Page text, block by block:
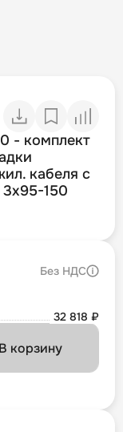
- комплект
кабеля с
150
Без НДС
32 818 ₽
корзину